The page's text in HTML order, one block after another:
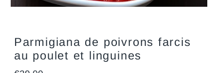
Parmigiana de poivrons farcis
au poulet et linguines